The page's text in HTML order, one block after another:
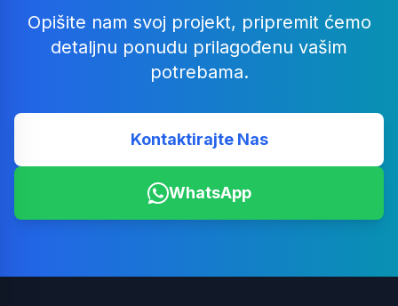
Opišite nam svoj projekt, pripremit ćemo
detaljnu ponudu prilagođenu vašim
potrebama.
Kontaktirajte Nas
WhatsApp